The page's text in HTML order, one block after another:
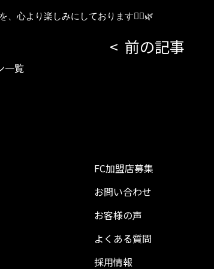
、心より楽しみにしております💆‍♀️🌿
前の記事
一覧
FC加盟店募集
お問い合わせ
お客様の声
よくある質問
採用情報